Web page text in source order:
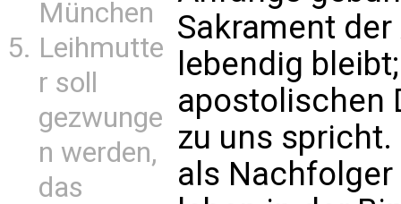
München
Leihmutte
r soll
gezwunge
n werden,
das
Sakrament
lebendig
apostolischen
zu uns
als